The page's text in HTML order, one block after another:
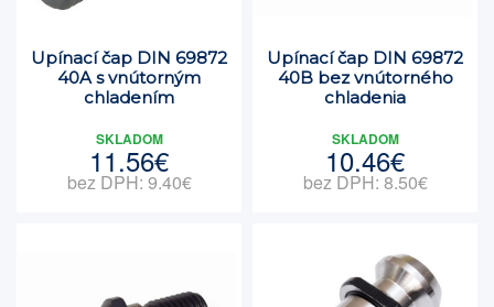
Upínací čap DIN 69872
40A s vnútorným
chladením
SKLADOM
11.56€
bez DPH: 9.40€
Upínací čap DIN 69872
40B bez vnútorného
chladenia
SKLADOM
10.46€
bez DPH: 8.50€